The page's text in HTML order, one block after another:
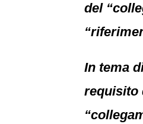
del
In tema
requisito